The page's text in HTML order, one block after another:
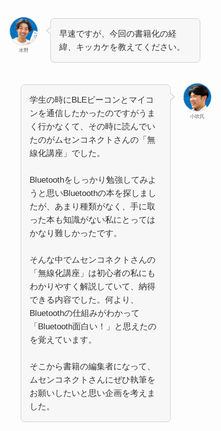
水野
早速ですが、今回の書籍化の経
緯、キッカケを教えてください。
小吹氏
学生の時にBLEビーコンとマイコ
ンを通信したかったのですがうま
く行かなくて、その時に読んでい
たのがムセンコネクトさんの「無
線化講座」でした。
Bluetoothをしっかり勉強してみよ
うと思いBluetoothの本を探しまし
たが、あまり種類がなく、手に取
った本も知識がない私にとっては
かなり難しかったです。
そんな中でムセンコネクトさんの
「無線化講座」は初心者の私にも
わかりやすく解説していて、納得
できる内容でした。何より、
Bluetoothの仕組みがわかって
「Bluetooth面白い！」と思えたの
を覚えています。
そこから書籍の編集者になって、
ムセンコネクトさんにぜひ執筆を
お願いしたいと思い企画を考えま
した。